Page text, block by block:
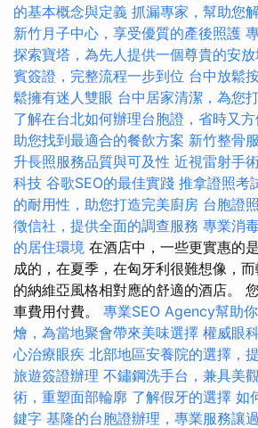
的基本概念與定義 抓漏專家，幫助您
新竹月子中心，享受優質的產後照護
探索寶塔，為先人提供一個尊貴的安
賓簽證，完整流程一步到位 台中放鬆
鬆擁有迷人雙眼 台中居家清潔，為您
了解在台北如何辦理台胞證，省時又方
助您找到最適合的餐飲方案 新竹整骨
升長照服務品質與可及性 近視雷射手
科技 谷歌SEO的最佳實踐 推拿證照考
的耐用性，助您打造完美廚房 台胞證
徵信社，提供全面的調查服務 專業消
的居住環境 在酒店中，一些更實惠的
成的，在夏季，在匈牙利很難想像，
的納維亞風格相對應的舒適的酒店。
車費用付費。 專業SEO Agency幫助
燴，為當地聚會帶來美味選擇 權威眼
心治療眼疾 北部地區安養院的選擇，
旅遊簽證辦理 不鏽鋼洗手台，兼具美
術，重塑面部輪廓 了解假牙的選擇 如
鍵字 基隆的台胞證辦理，專業服務讓